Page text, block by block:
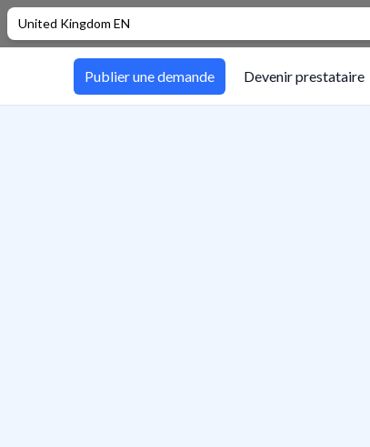
United Kingdom EN
Publier une demande Devenir prestataire